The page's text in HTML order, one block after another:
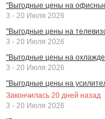
"Выгодные цены на
3 - 20 Июля 2026
"Выгодные цены на
3 - 20 Июля 2026
"Выгодные цены на
3 - 20 Июля 2026
"Выгодные цены на
Закончилась 20 дней назад
3 - 20 Июля 2026